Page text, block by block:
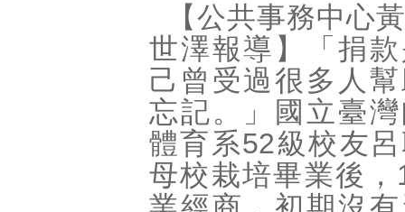
【公共事務中心
世澤報導】「捐
己曾受過很多人
忘記。」國立臺
體育系52級校友
母校栽培畢業後，